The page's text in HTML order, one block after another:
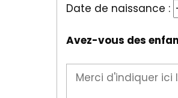
Date de naissance :
Avez-vous des